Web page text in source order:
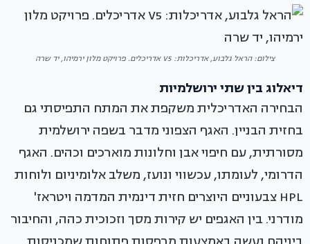
צילום: הראל גלבוע, אדריכלות: V5 אדריכלים. פרויקט מלון ירמיהו, יד שרה
דיאלוג בין שתי ירושלמיות
הבחירה האדריכלית משקפת את המתח התפיסתי גם
בחזית הבניין. האגף הצפוני מדבר בשפה ירושלמית
מסורתית, עם חיפוי אבן וחלונות מוארכים וכהים. האגף
הדרומי, לעומתו, עכשווי ונועז, משלב אלומיניום ולוחות
HPL צבעוניים היוצרים חזית דינמית המדמה ויטראז'
מודרני. בין האגפים יש קירות מסך וזכוכית כהה, והחיבור